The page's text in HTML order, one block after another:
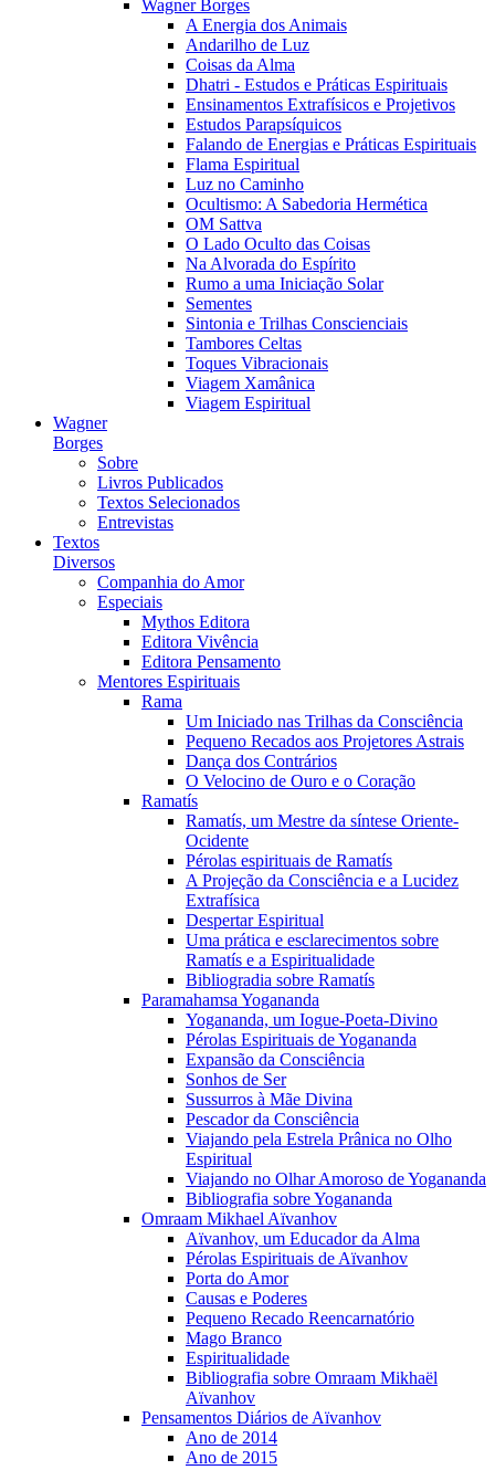
Wagner Borges
A Energia dos Animais
Andarilho de Luz
Coisas da Alma
Dhatri - Estudos e Práticas Espirituais
Ensinamentos Extrafísicos e Projetivos
Estudos Parapsíquicos
Falando de Energias e Práticas Espirituais
Flama Espiritual
Luz no Caminho
Ocultismo: A Sabedoria Hermética
OM Sattva
O Lado Oculto das Coisas
Na Alvorada do Espírito
Rumo a uma Iniciação Solar
Sementes
Sintonia e Trilhas Conscienciais
Tambores Celtas
Toques Vibracionais
Viagem Xamânica
Viagem Espiritual
Wagner
Borges
Sobre
Livros Publicados
Textos Selecionados
Entrevistas
Textos
Diversos
Companhia do Amor
Especiais
Mythos Editora
Editora Vivência
Editora Pensamento
Mentores Espirituais
Rama
Um Iniciado nas Trilhas da Consciência
Pequeno Recados aos Projetores Astrais
Dança dos Contrários
O Velocino de Ouro e o Coração
Ramatís
Ramatís, um Mestre da síntese Oriente-
Ocidente
Pérolas espirituais de Ramatís
A Projeção da Consciência e a Lucidez
Extrafísica
Despertar Espiritual
Uma prática e esclarecimentos sobre
Ramatís e a Espiritualidade
Bibliogradia sobre Ramatís
Paramahamsa Yogananda
Yogananda, um Iogue-Poeta-Divino
Pérolas Espirituais de Yogananda
Expansão da Consciência
Sonhos de Ser
Sussurros à Mãe Divina
Pescador da Consciência
Viajando pela Estrela Prânica no Olho
Espiritual
Viajando no Olhar Amoroso de Yogananda
Bibliografia sobre Yogananda
Omraam Mikhael Aïvanhov
Aïvanhov, um Educador da Alma
Pérolas Espirituais de Aïvanhov
Porta do Amor
Causas e Poderes
Pequeno Recado Reencarnatório
Mago Branco
Espiritualidade
Bibliografia sobre Omraam Mikhaël
Aïvanhov
Pensamentos Diários de Aïvanhov
Ano de 2014
Ano de 2015